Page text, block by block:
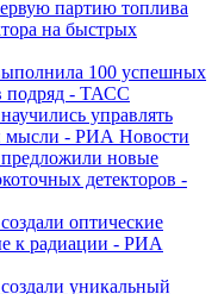
партию топлива
на быстрых
100 успешных
подряд - ТАСС
управлять
мысли - РИА Новости
новые
детекторов -
оптические
к радиации - РИА
уникальный